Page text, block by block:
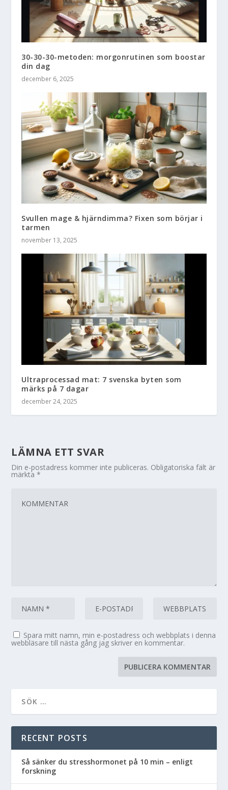
30-30-30-metoden: morgonrutinen som boostar
din dag
december 6, 2025
Svullen mage & hjärndimma? Fixen som börjar i
tarmen
november 13, 2025
Ultraprocessad mat: 7 svenska byten som
märks på 7 dagar
december 24, 2025
LÄMNA ETT SVAR
Din e-postadress kommer inte publiceras. Obligatoriska fält är
märkta*
Spara mitt namn, min e-postadress och webbplats i denna
webbläsare till nästa gång jag skriver en kommentar.
RECENT POSTS
Så sänker du stresshormonet på 10 min – enligt
forskning